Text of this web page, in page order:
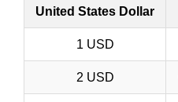
United States Dollar
1 USD
2 USD